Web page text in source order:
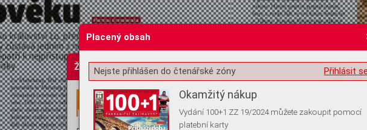
Žádost o souhlas s ukládáním volitelných informací
Placený obsah
Přihlásit
Nejste přihlášen do čtenářské zóny
Okamžitý nákup
Vydání 100+1 ZZ 19/2024 můžete zakoupit pomocí
platební karty